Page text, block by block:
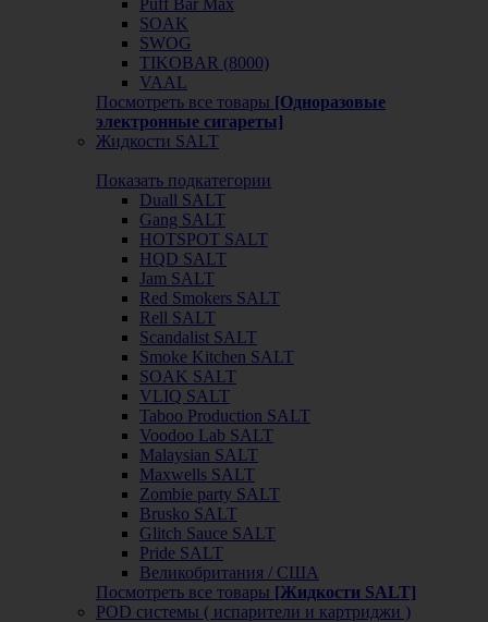
SOAK
SWOG
TIKOBAR (8000)
VAAL
Посмотреть все товары [Одноразовые
электронные сигареты]
Жидкости SALT
Показать подкатегории
Duall SALT
Gang SALT
HOTSPOT SALT
HQD SALT
Jam SALT
Red Smokers SALT
Rell SALT
Scandalist SALT
Smoke Kitchen SALT
SOAK SALT
VLIQ SALT
Taboo Production SALT
Voodoo Lab SALT
Malaysian SALT
Maxwells SALT
Zombie party SALT
Brusko SALT
Glitch Sauce SALT
Pride SALT
Великобритания / США
Посмотреть все товары [Жидкости SALT]
POD системы ( испарители и картриджи )